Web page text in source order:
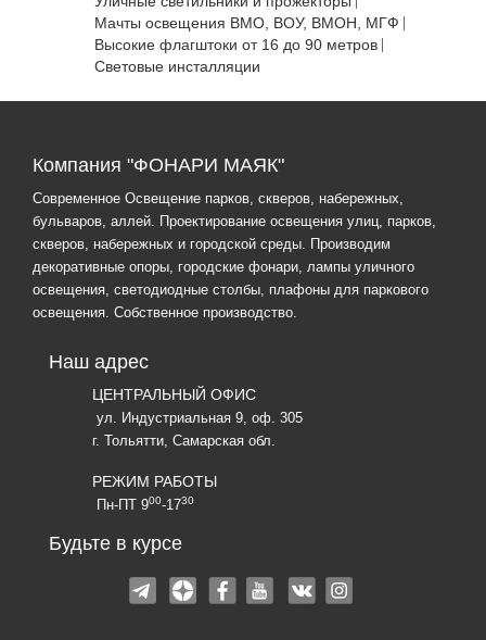
Мачты освещения ВМО, ВОУ, ВМОН, МГФ
Высокие флагштоки от 16 до 90 метров
Световые инсталляции
Компания "ФОНАРИ МАЯК"
Современное Освещение парков, скверов, набережных,
бульваров, аллей. Проектирование освещения улиц, парков,
скверов, набережных и городской среды. Производим
декоративные опоры, городские фонари, лампы уличного
освещения, светодиодные столбы, плафоны для паркового
освещения. Собственное производство.
Наш адрес
ЦЕНТРАЛЬНЫЙ ОФИС
ул. Индустриальная 9, оф. 305
г. Тольятти, Самарская обл.
РЕЖИМ РАБОТЫ
Пн-ПТ 900-1730
Будьте в курсе